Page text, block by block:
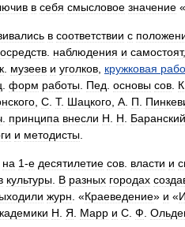
в себя смысловое значение «
в соответствии с
наблюдения и самостоят,
музеев и уголков кружковая
форм работы Пед основы сов К
С Т. Шацкого А П
принципа внесли H H Баранский
и методисты
на 1-е десятилетие сов власти и
культуры В разных городах
журн . «Краеведение» и «
Н Я Марр и С Ф